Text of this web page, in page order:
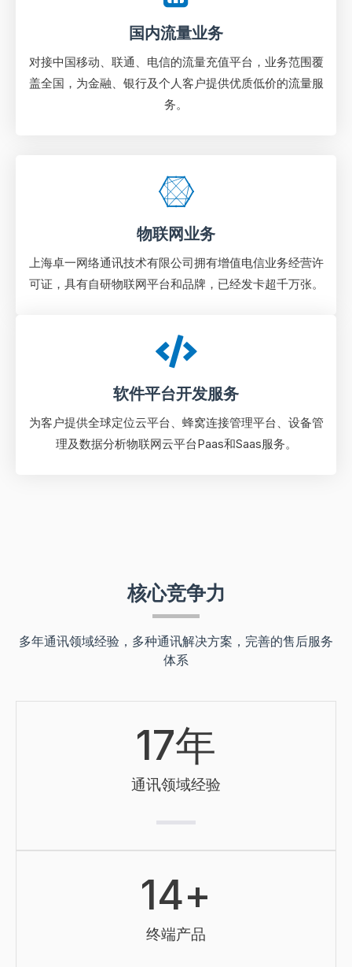
国内流量业务
对接中国移动、联通、电信的流量充值平台，业务范围覆
盖全国，为金融、银行及个人客户提供优质低价的流量服
务。
物联网业务
上海卓一网络通讯技术有限公司拥有增值电信业务经营许
可证，具有自研物联网平台和品牌，已经发卡超千万张。
软件平台开发服务
为客户提供全球定位云平台、蜂窝连接管理平台、设备管
理及数据分析物联⽹云平台Paas和Saas服务。
核心竞争力
多年通讯领域经验，多种通讯解决方案，完善的售后服务
体系
17年
通讯领域经验
14+
终端产品